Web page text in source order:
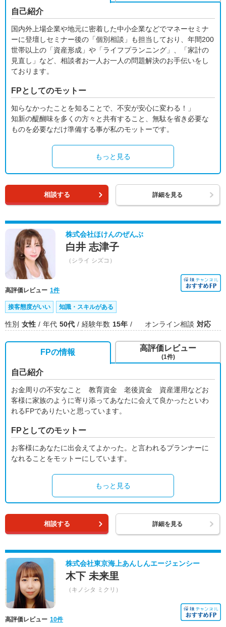
自己紹介
国内外上場企業や地元に密着した中小企業などでマネーセミナ
ーに登壇しセミナー後の「個別相談」も担当しており、年間200
世帯以上の「資産形成」や「ライフプランニング」、「家計の
見直し」など、相談者お一人お一人の問題解決のお手伝いをし
ております。
FPとしてのモットー
知らなかったことを知ることで、不安が安心に変わる！」
知新の醍醐味を多くの方々と共有すること、無駄を省き必要な
ものを必要なだけ準備する事が私のモットーです。
もっと見る
相談する 詳細を見る
株式会社ほけんのぜんぶ
白井 志津子
（シライ シズコ）
高評価レビュー 1件
接客態度がいい 知識・スキルがある
性別 女性 年代 50代 経験年数 15年 オンライン相談 対応
FPの情報
自己紹介
お金周りの不安なこと 教育資金 老後資金 資産運用などお
客様に家族のように寄り添ってあなたに会えて良かったといわ
れるFPでありたいと思っています。
FPとしてのモットー
お客様にあなたに出会えてよかった。と言われるプランナーに
なれることをモットーにしています。
もっと見る
高評価レビュー
(1件)
相談する 詳細を見る
株式会社東京海上あんしんエージェンシー
木下 未来里
（キノシタ ミクリ）
高評価レビュー 10件